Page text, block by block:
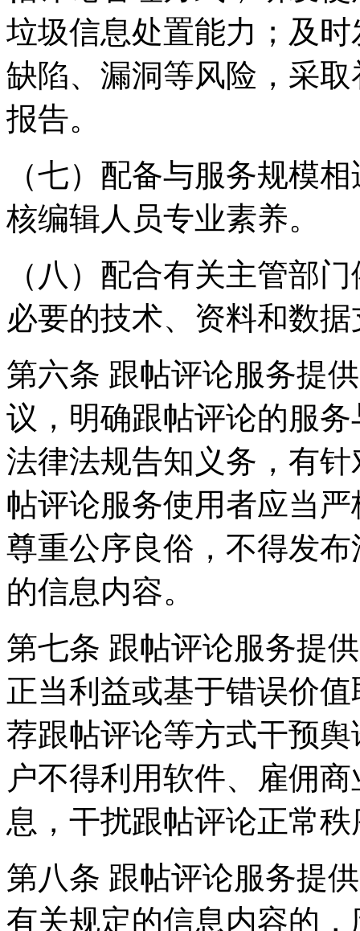
垃圾信息处置能力；及
缺陷、漏洞等风险，采
报告。
（七）配备与服务规模
核编辑人员专业素养。
（八）配合有关主管部
必要的技术、资料和数
第六条 跟帖评论服务提
议，明确跟帖评论的服
法律法规告知义务，有
帖评论服务使用者应当
尊重公序良俗，不得发
的信息内容。
第七条 跟帖评论服务提
正当利益或基于错误价
荐跟帖评论等方式干预
户不得利用软件、雇佣
息，干扰跟帖评论正常
第八条 跟帖评论服务提
有关规定的信息内容的